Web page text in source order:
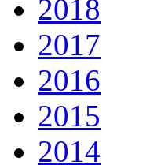
2018
2017
2016
2015
2014